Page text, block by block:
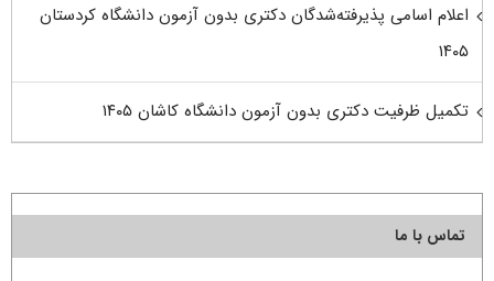
اعلام اسامی پذیرفته‌شدگان دکتری بدون آزمون دانشگاه کردستان
۱۴۰۵
تکمیل ظرفیت دکتری بدون آزمون دانشگاه کاشان ۱۴۰۵
تماس با ما